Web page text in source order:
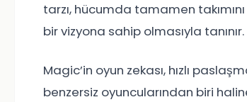
tarzı, hücumda tamamen
bir vizyona sahip olmasıyla tanınır.
Magic’in oyun zekası, hızlı
benzersiz oyuncularından biri